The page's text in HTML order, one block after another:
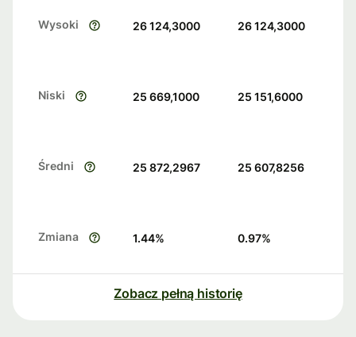
Wysoki 26 124,3000 26 124,3000
Niski 25 669,1000 25 151,6000
Średni 25 872,2967 25 607,8256
Zmiana 1.44% 0.97%
Zobacz pełną historię